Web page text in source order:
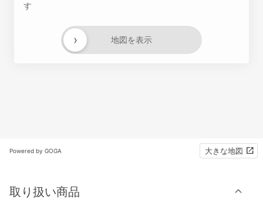
す
地図を表示
›
Powered by GOGA 大きな地図
取り扱い商品